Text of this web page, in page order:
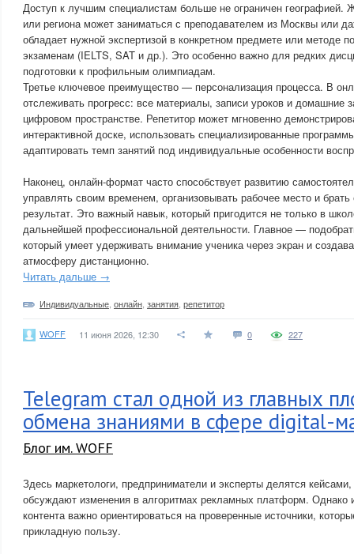
Доступ к лучшим специалистам больше не ограничен географией.
или региона может заниматься с преподавателем из Москвы или
обладает нужной экспертизой в конкретном предмете или методе
экзаменам (IELTS, SAT и др.). Это особенно важно для редких
подготовки к профильным олимпиадам.
Третье ключевое преимущество — персонализация процесса. В
отслеживать прогресс: все материалы, записи уроков и домашние
цифровом пространстве. Репетитор может мгновенно
интерактивной доске, использовать специализированные
адаптировать темп занятий под индивидуальные особенности
Наконец, онлайн-формат часто способствует развитию
управлять своим временем, организовывать рабочее место и брать
результат. Это важный навык, который пригодится не только в
дальнейшей профессиональной деятельности. Главное —
который умеет удерживать внимание ученика через экран и
атмосферу дистанционно.
Читать дальше →
Индивидуальные онлайн занятия репетитор
WOFF 11 июня 2026, 12:30 0 227
Telegram стал одной из главных
обмена знаниями в сфере digital-
Блог им. WOFF
Здесь маркетологи, предприниматели и эксперты делятся
обсуждают изменения в алгоритмах рекламных платформ. Однако
контента важно ориентироваться на проверенные источники,
прикладную пользу.